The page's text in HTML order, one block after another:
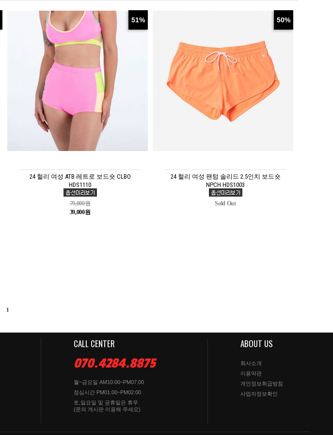
51%
24 헐리 여성 ATB 레트로 보드숏 CLBO
HDS1110
79,000원
39,000원
50%
24 헐리 여성 팬텀 솔리드 2.5인치 보드숏
NPCH HDS1003
Sold Out
1
CALL CENTER
070.4284.8875
월~금요일 AM10:00~PM07:00
점심시간 PM01:00~PM02:00
토,일요일 및 공휴일은 휴무
(문의 게시판 이용해 주세요)
ABOUT US
회사소개
이용약관
개인정보취급방침
사업자정보확인